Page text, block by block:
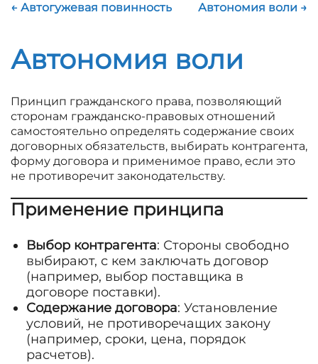
← Автогужевая повинность Автономия воли →
Автономия воли
Принцип гражданского права, позволяющий
сторонам гражданско-правовых отношений
самостоятельно определять содержание своих
договорных обязательств, выбирать контрагента,
форму договора и применимое право, если это
не противоречит законодательству.
Применение принципа
Выбор контрагента: Стороны свободно
выбирают, с кем заключать договор
(например, выбор поставщика в
договоре поставки).
Содержание договора: Установление
условий, не противоречащих закону
(например, сроки, цена, порядок
расчетов).